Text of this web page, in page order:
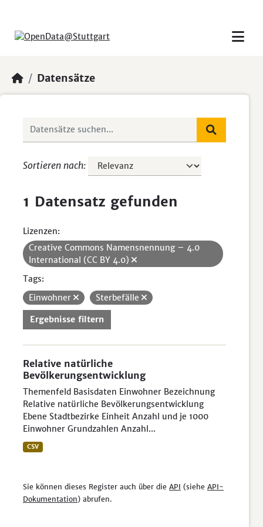
Datensätze
Sortieren nach
1 Datensatz gefunden
Lizenzen:
Creative Commons Namensnennung – 4.0
International (CC BY 4.0)
Tags:
Einwohner
Sterbefälle
Ergebnisse filtern
Relative natürliche
Bevölkerungsentwicklung
Themenfeld Basisdaten Einwohner Bezeichnung
Relative natürliche Bevölkerungsentwicklung
Ebene Stadtbezirke Einheit Anzahl und je 1000
Einwohner Grundzahlen Anzahl...
CSV
Sie können dieses Register auch über die API (siehe API-
Dokumentation) abrufen.